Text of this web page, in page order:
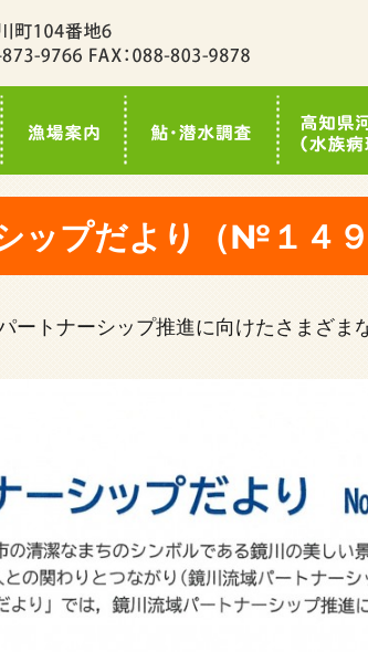
ップだより（№１４
ートナーシップ推進に向けたさまざ